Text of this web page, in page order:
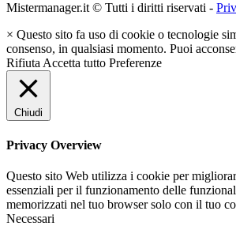
Mistermanager.it © Tutti i diritti riservati -
× Questo sito fa uso di cookie o tecnologie
consenso, in qualsiasi momento. Puoi
Rifiuta Accetta tutto Preferenze
Chiudi
Privacy Overview
Questo sito Web utilizza i cookie per
essenziali per il funzionamento delle
memorizzati nel tuo browser solo con il tuo
Necessari